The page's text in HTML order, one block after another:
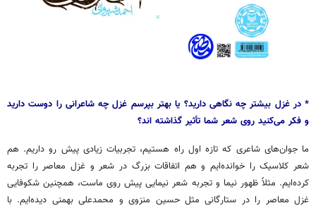
* در غزل بیشترچهنگاهی دارید؟ یابهتر بپرسم غزلچهشاعرانی را دوستدارید
و فکر می‌کنید روی شعر شما تأثیر گذاشته ‌اند؟
ما جوان‌های شاعری که تازه اول راه هستیم، تجربیات زیادی پیش رو داریم. هم
شعر کلاسیک را خوانده‌ایم و هم اتفاقات بزرگ در شعر و غزل معاصر را تجربه
کرده‌ایم. مثلاً ظهور نیما و تجربه شعر نیمایی پیش روی ماست، همچنین شکوفایی
غزل معاصر را در ستارگانی مثل حسین منزوی و محمدعلی بهمنی دیده‌ایم. با